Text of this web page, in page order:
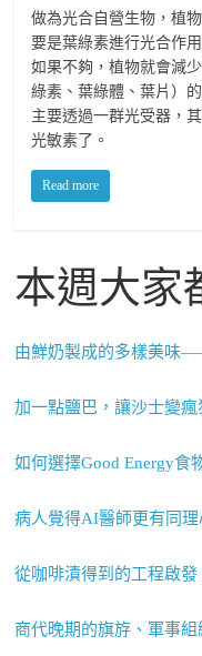
做為光合自營生物，植
要是葉綠素進行光合作
如果不夠，植物就會減
綠素、葉綠體、葉片）
主要透過一群光受器，
光敏素了。
Read more
本週大家
由鮮奶製成的多樣美味
加一點鹽巴，讓沙士變瘋
如何選擇Good Energy食
病人覺得AI醫師更有同
從咖啡漬得到的工程啟
商代晚期的旗斿、軍事組